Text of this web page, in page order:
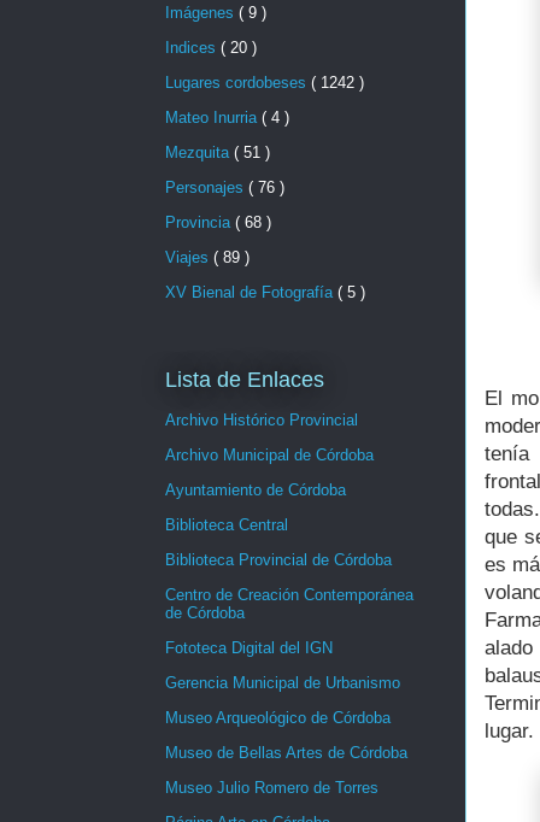
El
tenía
que
es
lugar.
Imágenes ( 9 )
Indices ( 20 )
Lugares cordobeses ( 1242 )
Mateo Inurria ( 4 )
Mezquita ( 51 )
Personajes ( 76 )
Provincia ( 68 )
Viajes ( 89 )
XV Bienal de Fotografía ( 5 )
Lista de Enlaces
Archivo Histórico Provincial
Archivo Municipal de Córdoba
Ayuntamiento de Córdoba
Biblioteca Central
Biblioteca Provincial de Córdoba
Centro de Creación Contemporánea
de Córdoba
Fototeca Digital del IGN
Gerencia Municipal de Urbanismo
Museo Arqueológico de Córdoba
Museo de Bellas Artes de Córdoba
Museo Julio Romero de Torres